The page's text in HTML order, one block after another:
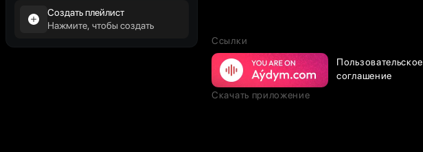
Создать плейлист
Нажмите, чтобы создать
Ссылки
Пользовательское
соглашение
Скачать приложение